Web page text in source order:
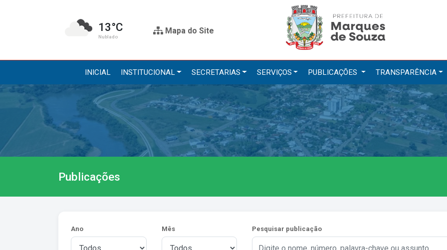
13°C
Nublado
Mapa do Site
INICIAL INSTITUCIONAL SECRETARIAS SERVIÇOS PUBLICAÇÕES TRANSPARÊNCIA
Institucional
A Prefeitura
Gabinete do Prefeito
História do Município
Secretarias
Administração
Agricultura e Meio Ambiente
Serviços
IPTU 2026
Nota Fiscal Eletrônica
Publicações
Ano Mês Pesquisar publicação